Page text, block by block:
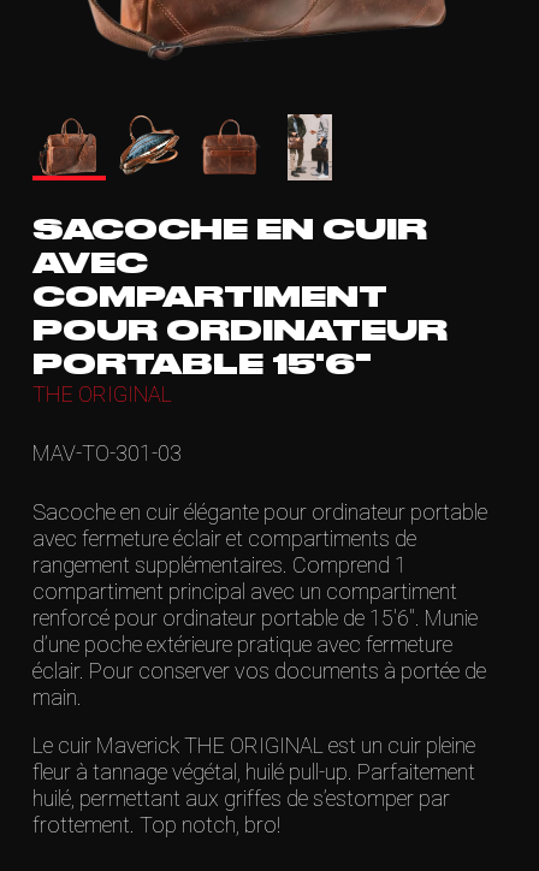
SACOCHE EN CUIR
AVEC
COMPARTIMENT
POUR ORDINATEUR
PORTABLE 15'6"
THE ORIGINAL
MAV-TO-301-03
Sacoche en cuir élégante pour ordinateur portable
avec fermeture éclair et compartiments de
rangement supplémentaires. Comprend 1
compartiment principal avec un compartiment
renforcé pour ordinateur portable de 15'6". Munie
d’une poche extérieure pratique avec fermeture
éclair. Pour conserver vos documents à portée de
main.
Le cuir Maverick THE ORIGINAL est un cuir pleine
fleur à tannage végétal, huilé pull-up. Parfaitement
huilé, permettant aux griffes de s’estomper par
frottement. Top notch, bro!